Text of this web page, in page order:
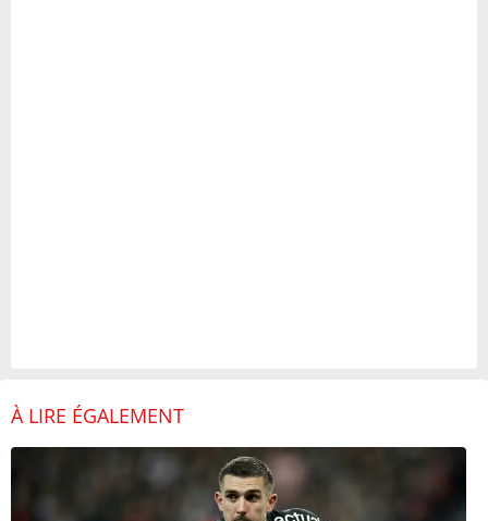
À LIRE ÉGALEMENT